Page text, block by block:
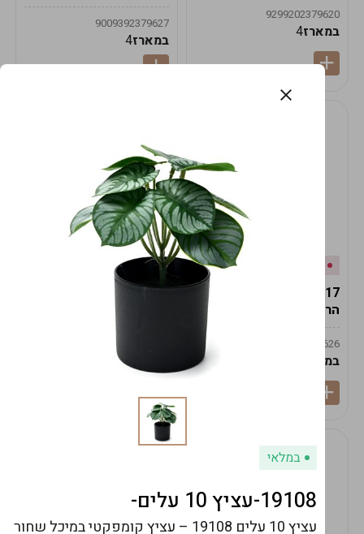
9299202379620
במארז4
9009392379627
במארז4
הרמס 19ס"מ -לבן נקי
9009492379626
במארז
במלאי
19617/6-אגרטל הרמס
9009492379626
6
במלאי
19108-עציץ 10 עלים-
עציץ 10 עלים 19108 – עציץ קומפקטי במיכל שחור